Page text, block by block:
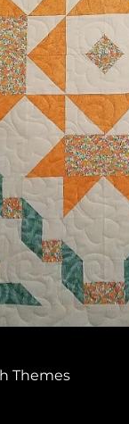
Themes